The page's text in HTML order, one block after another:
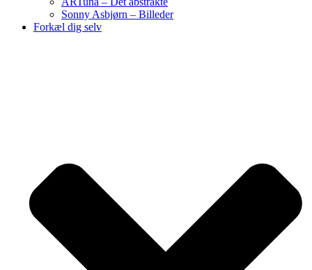
Sonny Asbjørn – Billeder
Forkæl dig selv